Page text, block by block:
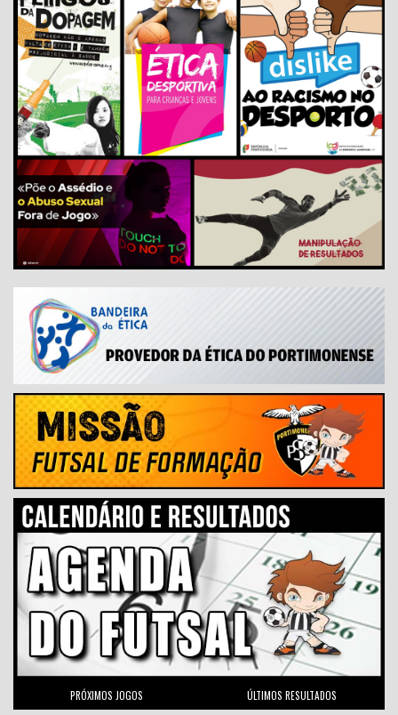
PRÓXIMOS JOGOS ÚLTIMOS RESULTADOS